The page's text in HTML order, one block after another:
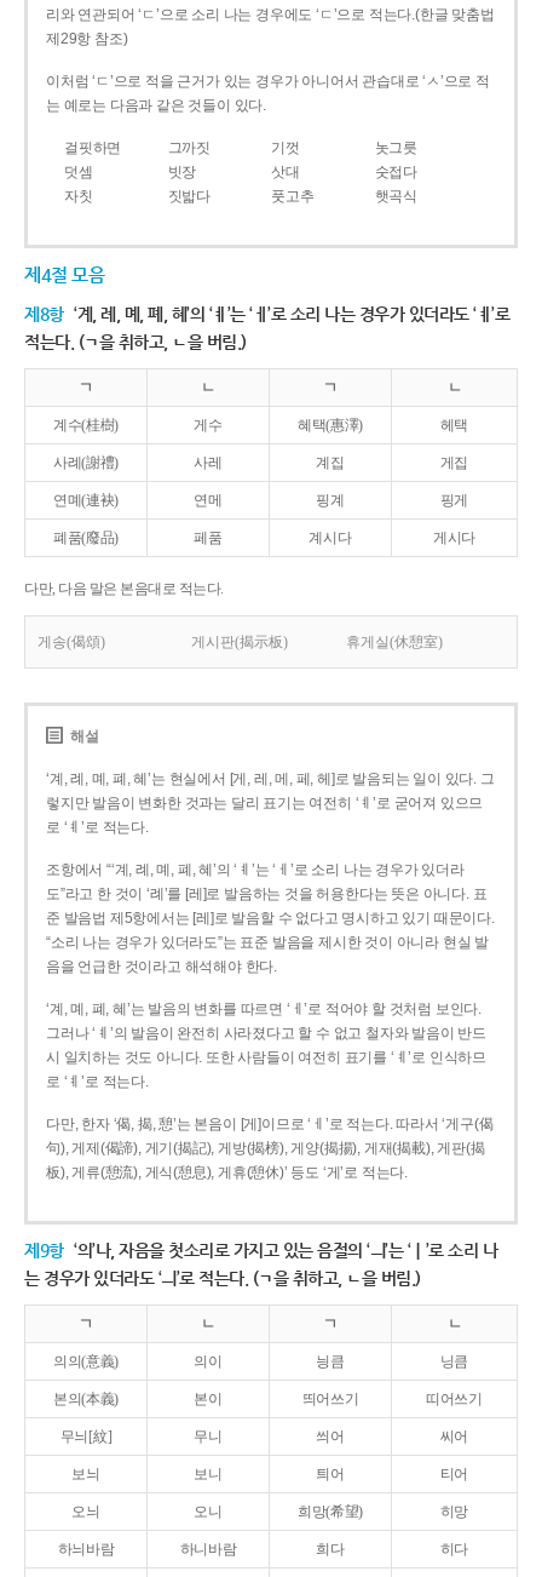
리와 연관되어 ‘ㄷ’으로 소리 나는 경우에도 ‘ㄷ’으로 적는다.(한글 맞춤법
제29항 참조)
이처럼 ‘ㄷ’으로 적을 근거가 있는 경우가 아니어서 관습대로 ‘ㅅ’으로 적
는 예로는 다음과 같은 것들이 있다.
걸핏하면 그까짓 기껏
놋그릇
덧셈
빗장 삿대
숫접다
자칫
짓밟다 풋고추 햇곡식
제4절 모음
제8항 ‘계, 례, 몌, 폐, 혜’의 ‘ㅖ’는 ‘ㅔ’로 소리 나는 경우가 있더라도 ‘ㅖ’로
적는다. (ㄱ을 취하고, ㄴ을 버림.)
ㄱ ㄴ ㄱ ㄴ
계수(桂樹) 게수 혜택(惠澤) 헤택
사례(謝禮) 사레 계집 게집
연몌(連袂) 연메 핑계 핑게
폐품(廢品) 페품 계시다 게시다
다만, 다음 말은 본음대로 적는다.
게송(偈頌) 게시판(揭示板) 휴게실(休憩室)
해설
‘계, 례, 몌, 폐, 혜’는 현실에서 [게, 레, 메, 페, 헤]로 발음되는 일이 있다. 그
렇지만 발음이 변화한 것과는 달리 표기는 여전히 ‘ㅖ’로 굳어져 있으므
로 ‘ㅖ’로 적는다.
조항에서 “‘계, 례, 몌, 폐, 혜’의 ‘ㅖ’는 ‘ㅔ’로 소리 나는 경우가 있더라
도”라고 한 것이 ‘례’를 [레]로 발음하는 것을 허용한다는 뜻은 아니다. 표
준 발음법 제5항에서는 [레]로 발음할 수 없다고 명시하고 있기 때문이다.
“소리 나는 경우가 있더라도”는 표준 발음을 제시한 것이 아니라 현실 발
음을 언급한 것이라고 해석해야 한다.
‘계, 몌, 폐, 혜’는 발음의 변화를 따르면 ‘ㅔ’로 적어야 할 것처럼 보인다.
그러나 ‘ㅖ’의 발음이 완전히 사라졌다고 할 수 없고 철자와 발음이 반드
시 일치하는 것도 아니다. 또한 사람들이 여전히 표기를 ‘ㅖ’로 인식하므
로 ‘ㅖ’로 적는다.
다만, 한자 ‘偈, 揭, 憩’는 본음이 [게]이므로 ‘ㅔ’로 적는다. 따라서 ‘게구(偈
句), 게제(偈諦), 게기(揭記), 게방(揭榜), 게양(揭揚), 게재(揭載), 게판(揭
板), 게류(憩流), 게식(憩息), 게휴(憩休)’ 등도 ‘게’로 적는다.
제9항 ‘의’나, 자음을 첫소리로 가지고 있는 음절의 ‘ㅢ’는 ‘ㅣ’로 소리 나
는 경우가 있더라도 ‘ㅢ’로 적는다. (ㄱ을 취하고, ㄴ을 버림.)
ㄱ ㄴ ㄱ ㄴ
의의(意義) 의이 닁큼 닝큼
본의(本義) 본이 띄어쓰기 띠어쓰기
무늬[紋] 무니 씌어 씨어
보늬 보니 틔어 티어
오늬 오니 희망(希望) 히망
하늬바람 하니바람 희다 히다